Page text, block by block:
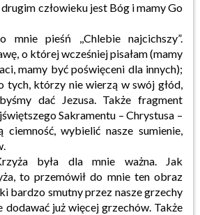
człowieku jest Bóg i mamy Go
mnie pieśń ,,Chlebie najcichszy”.
o której wcześniej pisałam (mamy
mamy być poświęceni dla innych);
tych, którzy nie wierzą w swój głód,
dać Jezusa. Także fragment
Sakramentu – Chrystusa –
ciemność, wybielić nasze sumienie,
była dla mnie ważna. Jak
to przemówił do mnie ten obraz
bardzo smutny przez nasze grzechy
dodawać już więcej grzechów. Także